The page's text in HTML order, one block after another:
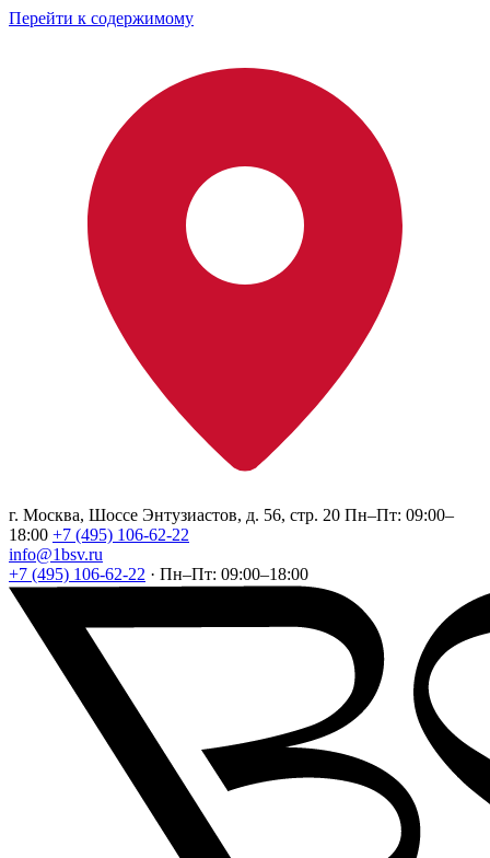
Перейти к содержимому
г. Москва, Шоссе Энтузиастов, д. 56, стр. 20 Пн–Пт: 09:00–
18:00 +7 (495) 106-62-22
info@1bsv.ru
+7 (495) 106-62-22 · Пн–Пт: 09:00–18:00